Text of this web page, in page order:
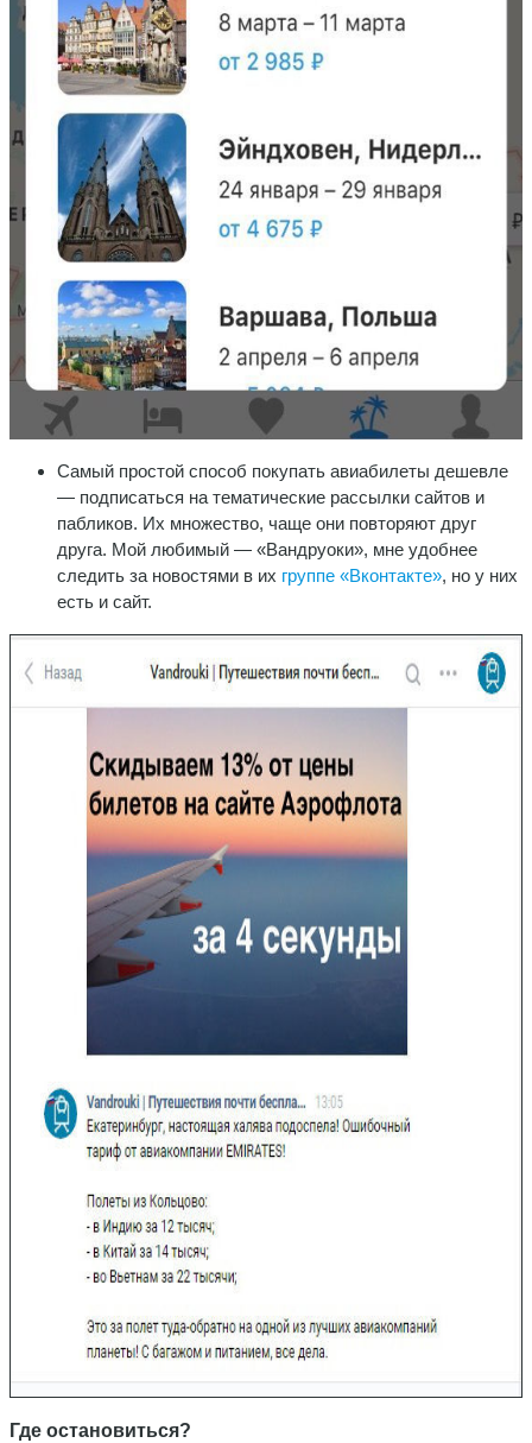
Самый простой способ покупать авиабилеты дешевле
— подписаться на тематические рассылки сайтов и
пабликов. Их множество, чаще они повторяют друг
друга. Мой любимый — «Вандруоки», мне удобнее
следить за новостями в их группе «Вконтакте», но у них
есть и сайт.
Где остановиться?